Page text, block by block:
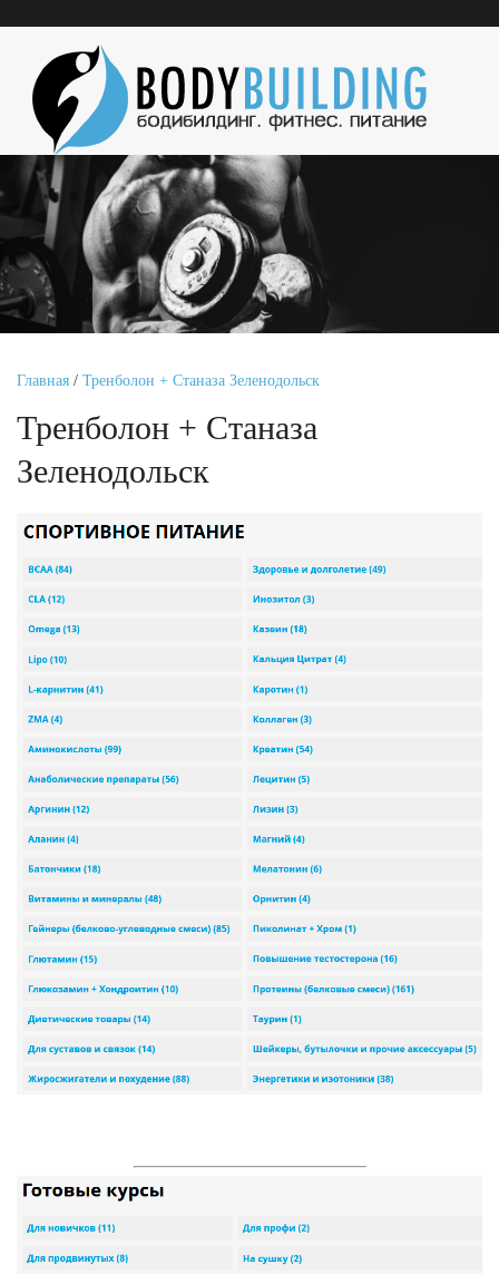
Главная / Тренболон + Станаза Зеленодольск
Тренболон + Станаза
Зеленодольск